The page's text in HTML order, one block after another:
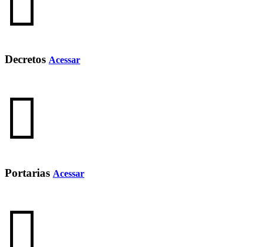
Decretos Acessar
Portarias Acessar